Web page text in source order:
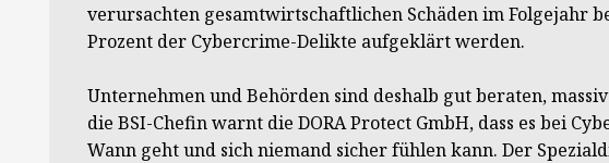
verursachten gesamtwirtschaftlichen Schäden im Folgejahr
Prozent der Cybercrime-Delikte aufgeklärt werden.
Unternehmen und Behörden sind deshalb gut beraten,
die BSI-Chefin warnt die DORA Protect GmbH, dass es bei
Wann geht und sich niemand sicher fühlen kann. Der